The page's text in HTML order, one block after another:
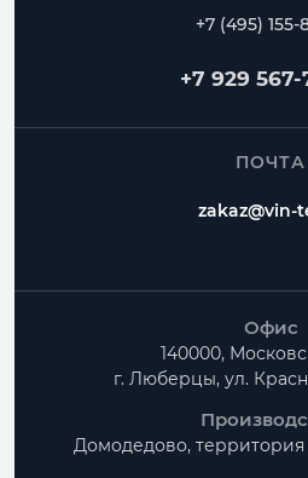
+7 (495) 155-
+7 929
ПОЧТА
zakaz@vin-
Офис
140000,
г. Люберцы, ул.
Домодедово, территория